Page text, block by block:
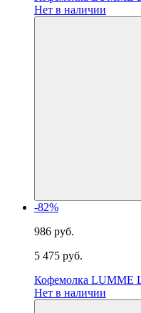
Нет в наличии
-82%
986 руб.
5 475 руб.
Кофемолка LUMME
Нет в наличии